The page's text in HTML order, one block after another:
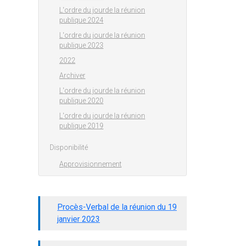
Procès-Verbal de la réunion du 19
janvier 2023
L'ordre du jourde la réunion
publique 2024
L'ordre du jourde la réunion
publique 2023
2022
Archiver
L'ordre du jourde la réunion
publique 2020
L'ordre du jourde la réunion
publique 2019
Disponibilité
Approvisionnement